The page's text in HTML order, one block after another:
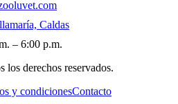
Caldas
– 6:00 p.m.
derechos reservados.
y condicionesContacto